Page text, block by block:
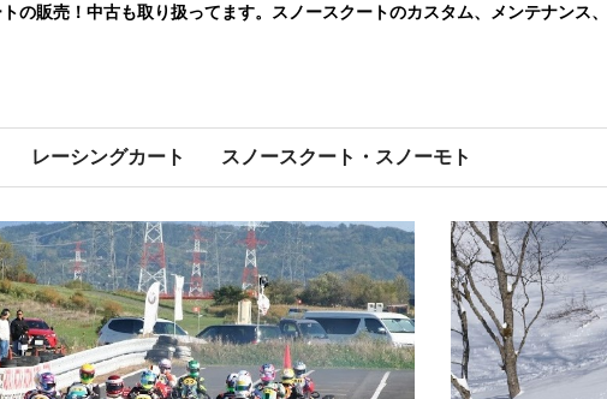
の販売！中古も取り扱ってます。スノースクートのカスタム、メンテナンス
レーシングカート スノースクート・スノーモト